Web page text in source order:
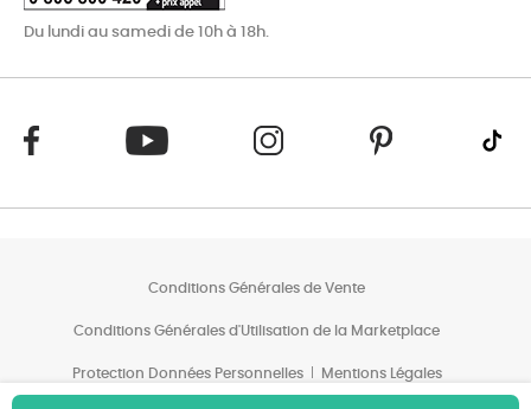
Du lundi au samedi de 10h à 18h.
Conditions Générales de Vente
Conditions Générales d'Utilisation de la Marketplace
Protection Données Personnelles Mentions Légales